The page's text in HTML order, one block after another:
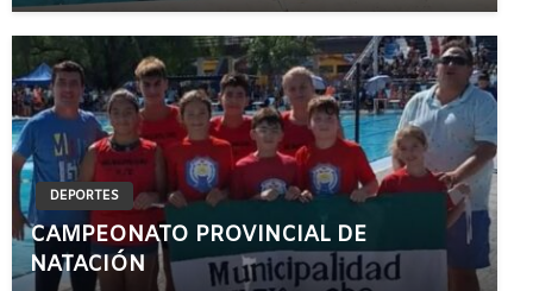
DEPORTES
CAMPEONATO PROVINCIAL DE
NATACIÓN